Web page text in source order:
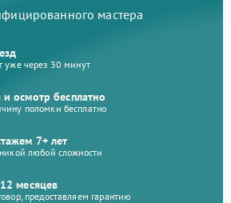
мастера
уже через 30 минут
осмотр бесплатно
поломки бесплатно
7+ лет
любой сложности
месяцев
предоставляем гарантию